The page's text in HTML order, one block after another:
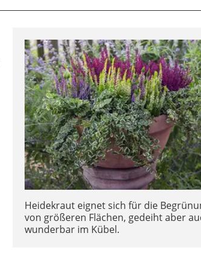
Heidekraut eignet sich für die
von größeren Flächen, gedeiht aber
wunderbar im Kübel.